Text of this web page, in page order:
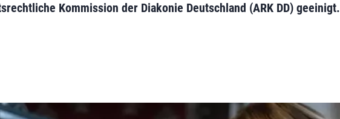
Kommission der Diakonie Deutschland (ARK DD) geeinigt.